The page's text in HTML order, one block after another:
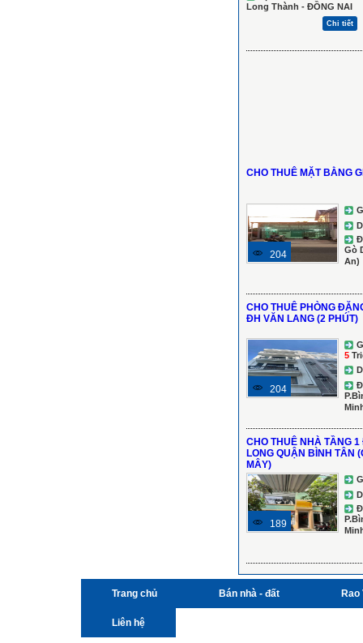
Long Thành - ĐỒNG NAI
Chi tiết
CHO THUÊ MẶT BẰNG
204
Gò
An)
CHO THUÊ PHÒNG
ĐH VĂN LANG (2 PHÚT)
204
5
CHO THUÊ NHÀ TẦNG
LONG QUẬN BÌNH TÂN
MÂY)
189
Trang chủ Bán nhà - đất Rao
Liên hệ